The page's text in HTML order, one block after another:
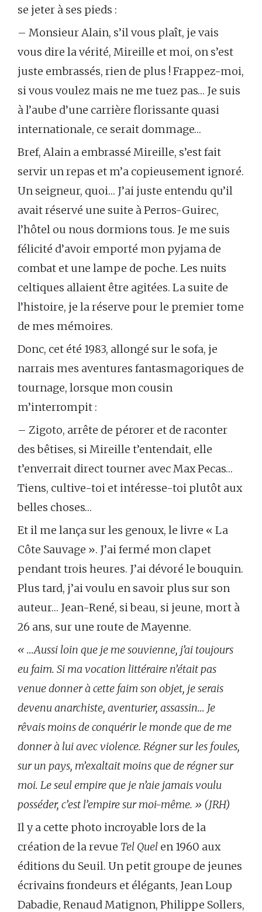
se jeter à ses pieds :
– Monsieur Alain, s’il vous plaît, je vais
vous dire la vérité, Mireille et moi, on s’est
juste embrassés, rien de plus ! Frappez-moi,
si vous voulez mais ne me tuez pas… Je suis
à l’aube d’une carrière florissante quasi
internationale, ce serait dommage…
Bref, Alain a embrassé Mireille, s’est fait
servir un repas et m’a copieusement ignoré.
Un seigneur, quoi… J’ai juste entendu qu’il
avait réservé une suite à Perros-Guirec,
l’hôtel ou nous dormions tous. Je me suis
félicité d’avoir emporté mon pyjama de
combat et une lampe de poche. Les nuits
celtiques allaient être agitées. La suite de
l’histoire, je la réserve pour le premier tome
de mes mémoires.
Donc, cet été 1983, allongé sur le sofa, je
narrais mes aventures fantasmagoriques de
tournage, lorsque mon cousin
m’interrompit :
– Zigoto, arrête de pérorer et de raconter
des bêtises, si Mireille t’entendait, elle
t’enverrait direct tourner avec Max Pecas…
Tiens, cultive-toi et intéresse-toi plutôt aux
belles choses…
Et il me lança sur les genoux, le livre « La
Côte Sauvage ». J’ai fermé mon clapet
pendant trois heures. J’ai dévoré le bouquin.
Plus tard, j’ai voulu en savoir plus sur son
auteur… Jean-René, si beau, si jeune, mort à
26 ans, sur une route de Mayenne.
« …Aussi loin que je me souvienne, j’ai toujours
eu faim. Si ma vocation littéraire n’était pas
venue donner à cette faim son objet, je serais
devenu anarchiste, aventurier, assassin… Je
rêvais moins de conquérir le monde que de me
donner à lui avec violence. Régner sur les foules,
sur un pays, m’exaltait moins que de régner sur
moi. Le seul empire que je n’aie jamais voulu
posséder, c’est l’empire sur moi-même. » (JRH)
Il y a cette photo incroyable lors de la
création de la revue Tel Quel en 1960 aux
éditions du Seuil. Un petit groupe de jeunes
écrivains frondeurs et élégants, Jean Loup
Dabadie, Renaud Matignon, Philippe Sollers,